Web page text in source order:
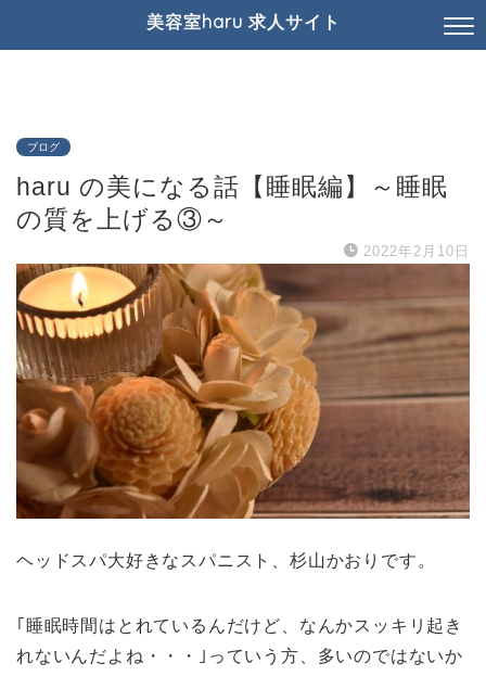
美容室haru 求人サイト
ブログ
haru の美になる話【睡眠編】～睡眠
の質を上げる③～
2022年2月10日
ヘッドスパ大好きなスパニスト、杉山かおりです。
｢睡眠時間はとれているんだけど、なんかスッキリ起き
れないんだよね・・・｣っていう方、多いのではないか